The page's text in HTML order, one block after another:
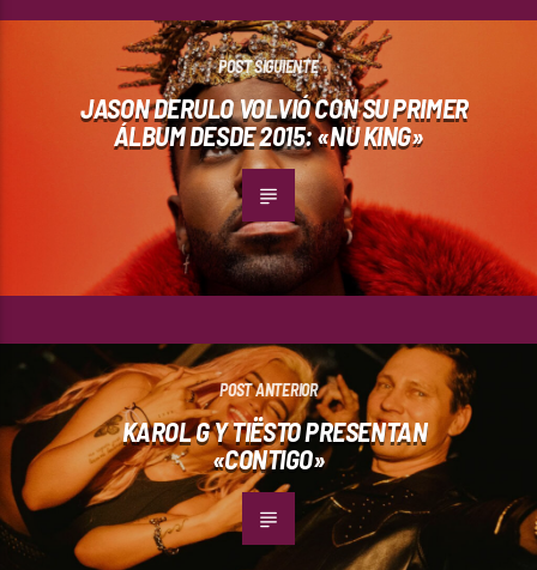
POST SIGUIENTE
JASON DERULO VOLVIÓ CON SU PRIMER
ÁLBUM DESDE 2015: «NU KING»
POST ANTERIOR
KAROL G Y TIËSTO PRESENTAN
«CONTIGO»